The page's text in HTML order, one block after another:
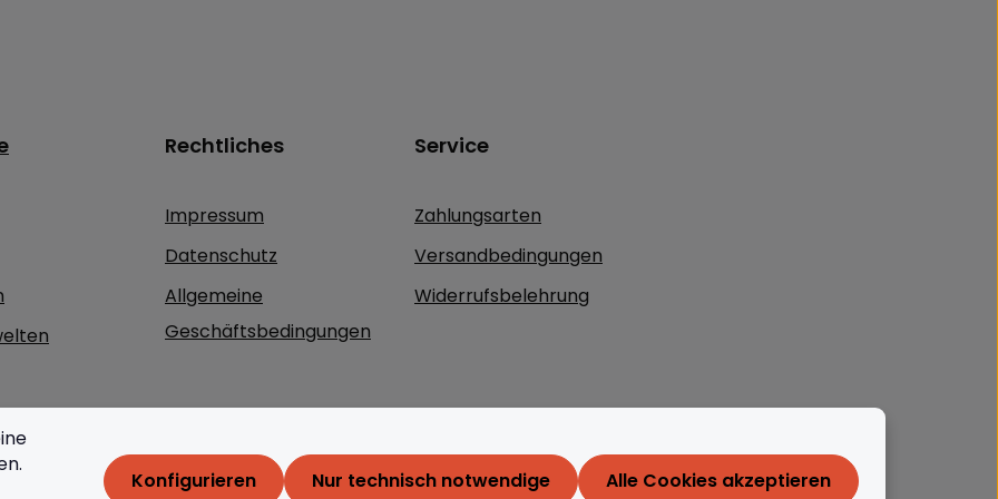
Rechtliches
Impressum
Datenschutz
Allgemeine
Geschäftsbedingungen
Service
Zahlungsarten
Versandbedingungen
Widerrufsbelehrung
Nur technisch notwendige
Konfigurieren Alle Cookies akzeptieren